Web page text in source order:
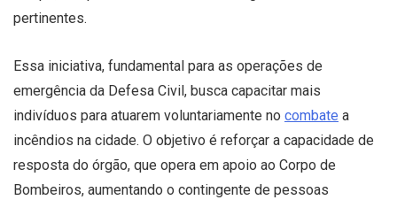
pertinentes.
Essa iniciativa, fundamental para as operações de
emergência da Defesa Civil, busca capacitar mais
indivíduos para atuarem voluntariamente no combate a
incêndios na cidade. O objetivo é reforçar a capacidade de
resposta do órgão, que opera em apoio ao Corpo de
Bombeiros, aumentando o contingente de pessoas